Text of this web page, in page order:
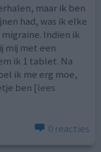
maar ik ben
had, was ik elke
Indien ik
mij met een
ik 1 tablet. Na
ik me erg moe,
ben [lees
0 reacties